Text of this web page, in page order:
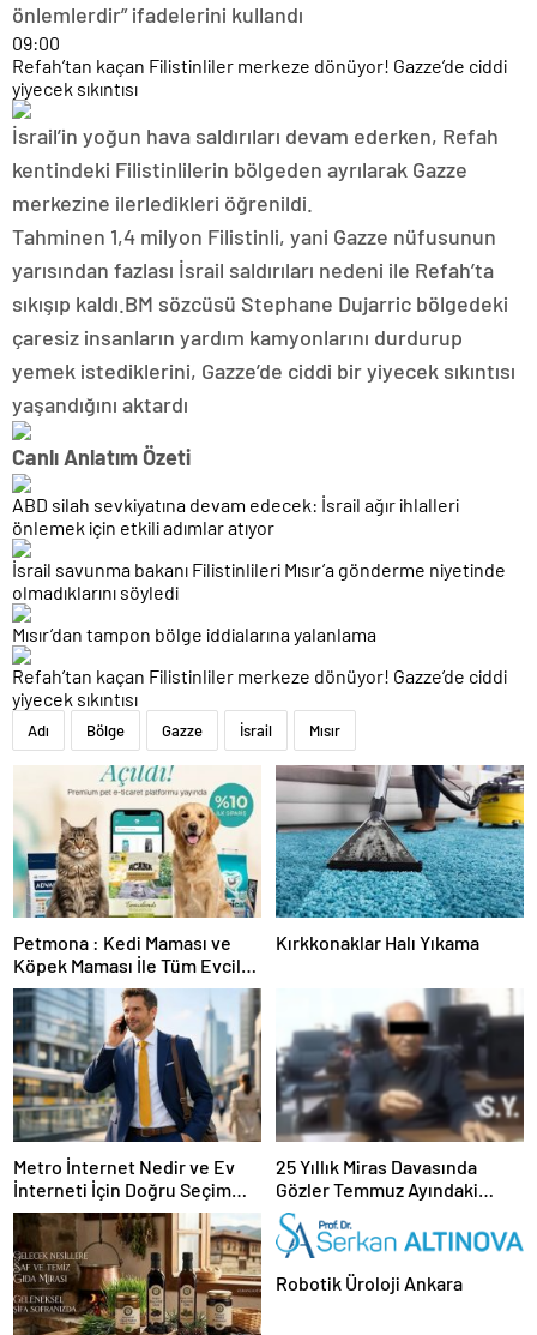
önlemlerdir” ifadelerini kullandı
09:00
Refah’tan kaçan Filistinliler merkeze dönüyor! Gazze’de ciddi
yiyecek sıkıntısı
İsrail’in yoğun hava saldırıları devam ederken, Refah
kentindeki Filistinlilerin bölgeden ayrılarak Gazze
merkezine ilerledikleri öğrenildi.
Tahminen 1,4 milyon Filistinli, yani Gazze nüfusunun
yarısından fazlası İsrail saldırıları nedeni ile Refah’ta
sıkışıp kaldı.BM sözcüsü Stephane Dujarric bölgedeki
çaresiz insanların yardım kamyonlarını durdurup
yemek istediklerini, Gazze’de ciddi bir yiyecek sıkıntısı
yaşandığını aktardı
Canlı Anlatım Özeti
ABD silah sevkiyatına devam edecek: İsrail ağır ihlalleri
önlemek için etkili adımlar atıyor
İsrail savunma bakanı Filistinlileri Mısır’a gönderme niyetinde
olmadıklarını söyledi
Mısır’dan tampon bölge iddialarına yalanlama
Refah’tan kaçan Filistinliler merkeze dönüyor! Gazze’de ciddi
yiyecek sıkıntısı
Adı Bölge Gazze İsrail Mısır
Petmona : Kedi Maması ve
Köpek Maması İle Tüm Evcil
Hayvan Ürünleri
Kırkkonaklar Halı Yıkama
Metro İnternet Nedir ve Ev
İnterneti İçin Doğru Seçim
Nasıl Yapılır
25 Yıllık Miras Davasında
Gözler Temmuz Ayındaki
Karar Duruşmasına Çevrildi
Robotik Üroloji Ankara